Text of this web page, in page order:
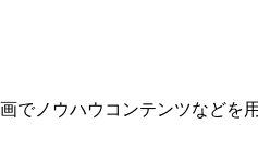
でノウハウコンテンツなどを